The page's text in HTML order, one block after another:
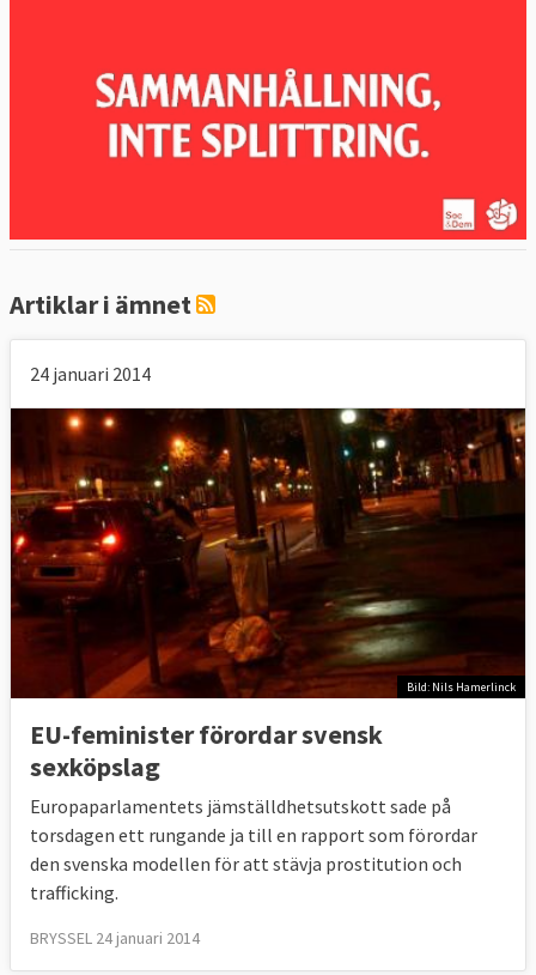
Artiklar i ämnet
24 januari 2014
Bild: Nils Hamerlinck
EU-feminister förordar svensk
sexköpslag
Europaparlamentets jämställdhetsutskott sade på
torsdagen ett rungande ja till en rapport som förordar
den svenska modellen för att stävja prostitution och
trafficking.
BRYSSEL 24 januari 2014